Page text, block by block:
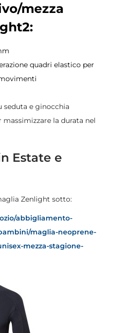
mezza
quadri elastico per
seduta e ginocchia
la durata nel
Estate e
Zenlight sotto:
abbigliamento-
maglia-neoprene-
mezza-stagione-